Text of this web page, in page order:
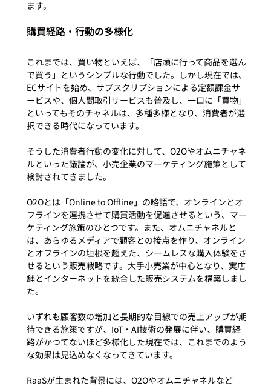
購買経路・行動の多様化
これまでは、買い物といえば、「店頭に行って商品を選ん
で買う」というシンプルな行動でした。しかし現在では、
ECサイトを始め、サブスクリプションによる定額課金サ
ービスや、個人間取引サービスも普及し、一口に「買物」
といってもそのチャネルは、多種多様となり、消費者が選
択できる時代になっています。
そうした消費者行動の変化に対して、O2Oやオムニチャネ
ルといった議論が、小売企業のマーケティング施策として
検討されてきました。
O2Oとは「Online to Offline」の略語で、オンラインとオ
フラインを連携させて購買活動を促進させるという、マー
ケティング施策のひとつです。また、オムニチャネルと
は、あらゆるメディアで顧客との接点を作り、オンライン
とオフラインの垣根を超えた、シームレスな購入体験をさ
せるという販売戦略です。大手小売業が中心となり、実店
舗とインターネットを統合した販売システムを構築しまし
た。
いずれも顧客数の増加と長期的な目線での売上アップが期
待できる施策ですが、IoT・AI技術の発展に伴い、購買経
路がかつてないほど多様化した現在では、これまでのよう
な効果は見込めなくなってきています。
RaaSが生まれた背景には、O2Oやオムニチャネルなど